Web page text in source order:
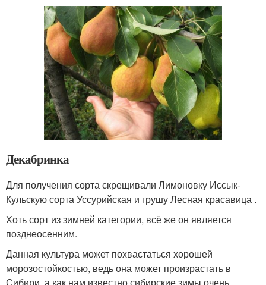
Декабринка
Для получения сорта скрещивали Лимоновку Иссык-
Кульскую сорта Уссурийская и грушу Лесная красавица .
Хоть сорт из зимней категории, всё же он является
позднеосенним.
Данная культура может похвастаться хорошей
морозостойкостью, ведь она может произрастать в
Сибири, а как нам известно сибирские зимы очень